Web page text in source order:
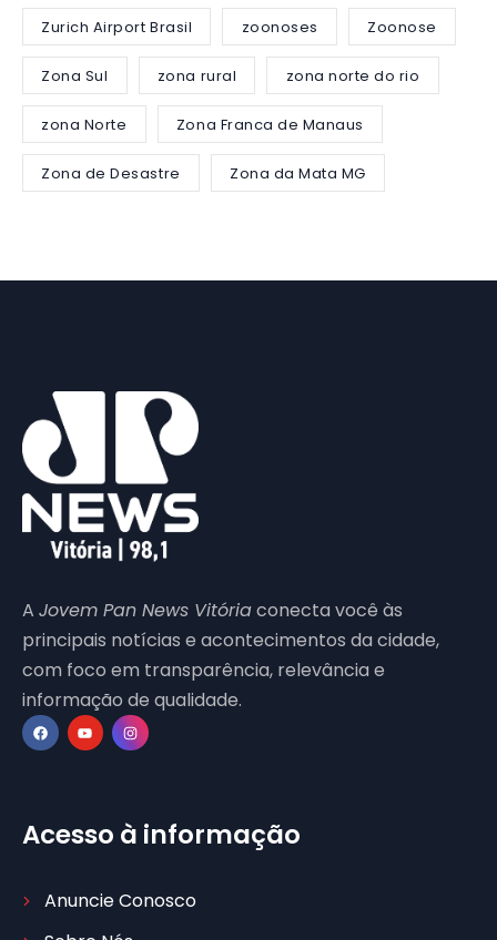
Zurich Airport Brasil zoonoses Zoonose
Zona Sul zona rural zona norte do rio
zona Norte Zona Franca de Manaus
Zona de Desastre Zona da Mata MG
A Jovem Pan News Vitóriaconecta você às
principais notícias e acontecimentos da cidade,
com foco em transparência, relevância e
informação de qualidade.
Acesso à informação
Anuncie Conosco